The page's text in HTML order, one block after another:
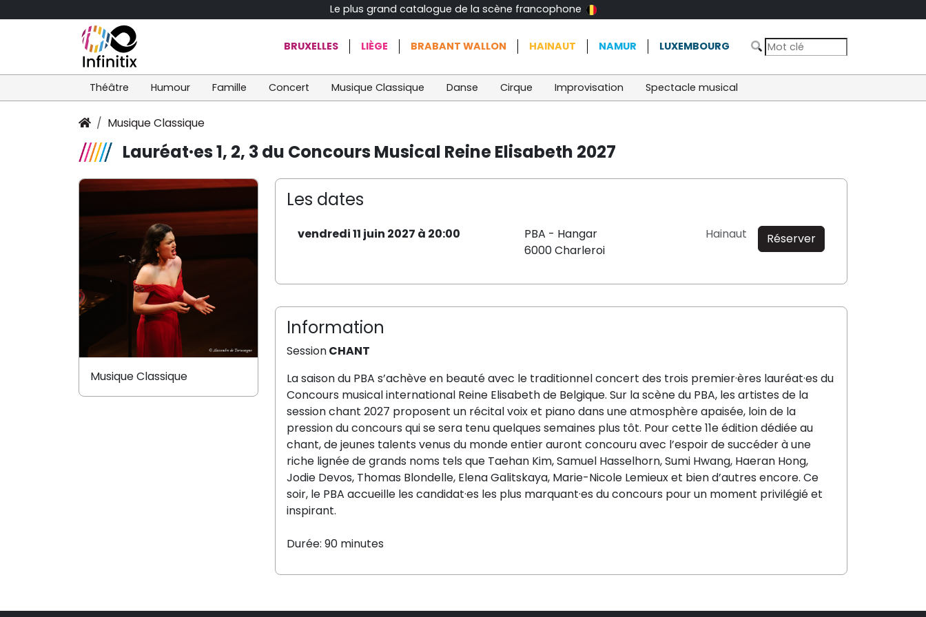
Le plus grand catalogue de la scène francophone
BRUXELLES LIÈGE BRABANT WALLON HAINAUT NAMUR LUXEMBOURG
Théâtre Humour Famille Concert Musique Classique Danse Cirque Improvisation Spectacle musical
Musique Classique
Lauréat·es 1, 2, 3 du Concours Musical Reine Elisabeth 2027
Les dates
vendredi 11 juin 2027 à 20:00
PBA - Hangar
6000 Charleroi
Hainaut Réserver
Information
SessionCHANT
La saison du PBA s’achève en beauté avec le traditionnel concert des trois premier·ères lauréat·es du
Concours musical international Reine Elisabeth de Belgique. Sur la scène du PBA, les artistes de la
session chant 2027 proposent un récital voix et piano dans une atmosphère apaisée, loin de la
pression du concours qui se sera tenu quelques semaines plus tôt. Pour cette 11e édition dédiée au
chant, de jeunes talents venus du monde entier auront concouru avec l’espoir de succéder à une
riche lignée de grands noms tels que Taehan Kim, Samuel Hasselhorn, Sumi Hwang, Haeran Hong,
Jodie Devos, Thomas Blondelle, Elena Galitskaya, Marie-Nicole Lemieux et bien d’autres encore. Ce
soir, le PBA accueille les candidat·es les plus marquant·es du concours pour un moment privilégié et
inspirant.
Durée: 90 minutes
Musique Classique